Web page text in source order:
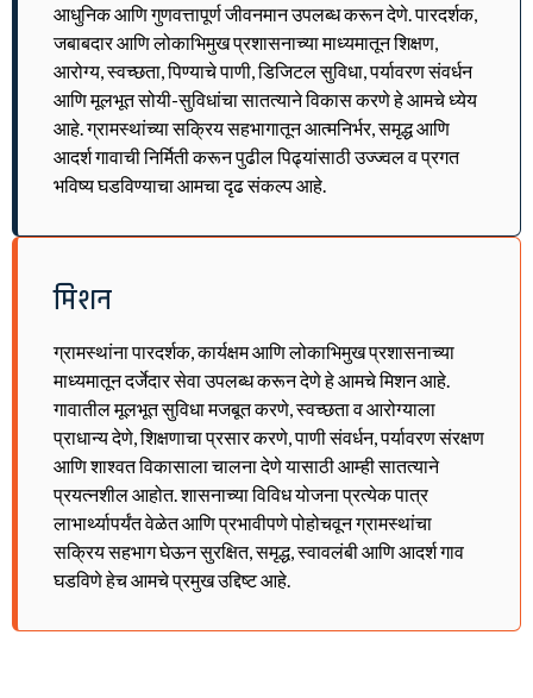
आधुनिक आणि गुणवत्तापूर्ण जीवनमान उपलब्ध करून देणे. पारदर्शक,
जबाबदार आणि लोकाभिमुख प्रशासनाच्या माध्यमातून शिक्षण,
आरोग्य, स्वच्छता, पिण्याचे पाणी, डिजिटल सुविधा, पर्यावरण संवर्धन
आणि मूलभूत सोयी-सुविधांचा सातत्याने विकास करणे हे आमचे ध्येय
आहे. ग्रामस्थांच्या सक्रिय सहभागातून आत्मनिर्भर, समृद्ध आणि
आदर्श गावाची निर्मिती करून पुढील पिढ्यांसाठी उज्ज्वल व प्रगत
भविष्य घडविण्याचा आमचा दृढ संकल्प आहे.
मिशन
ग्रामस्थांना पारदर्शक, कार्यक्षम आणि लोकाभिमुख प्रशासनाच्या
माध्यमातून दर्जेदार सेवा उपलब्ध करून देणे हे आमचे मिशन आहे.
गावातील मूलभूत सुविधा मजबूत करणे, स्वच्छता व आरोग्याला
प्राधान्य देणे, शिक्षणाचा प्रसार करणे, पाणी संवर्धन, पर्यावरण संरक्षण
आणि शाश्वत विकासाला चालना देणे यासाठी आम्ही सातत्याने
प्रयत्नशील आहोत. शासनाच्या विविध योजना प्रत्येक पात्र
लाभार्थ्यापर्यंत वेळेत आणि प्रभावीपणे पोहोचवून ग्रामस्थांचा
सक्रिय सहभाग घेऊन सुरक्षित, समृद्ध, स्वावलंबी आणि आदर्श गाव
घडविणे हेच आमचे प्रमुख उद्दिष्ट आहे.